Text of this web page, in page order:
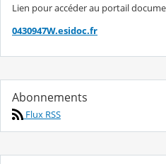
Lien pour accéder au portail
0430947W.esidoc.fr
Abonnements
Flux RSS